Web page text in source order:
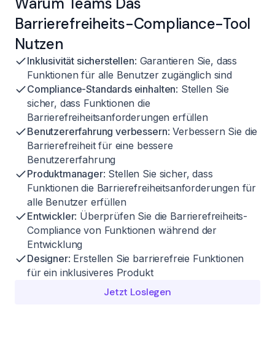
Barrierefreiheits-Compliance-Tool
Nutzen
Inklusivität sicherstellen: Garantieren Sie, dass
Funktionen für alle Benutzer zugänglich sind
Compliance-Standards einhalten: Stellen Sie
sicher, dass Funktionen die
Barrierefreiheitsanforderungen erfüllen
Benutzererfahrung verbessern: Verbessern Sie die
Barrierefreiheit für eine bessere
Benutzererfahrung
Produktmanager: Stellen Sie sicher, dass
Funktionen die Barrierefreiheitsanforderungen für
alle Benutzer erfüllen
Entwickler: Überprüfen Sie die Barrierefreiheits-
Compliance von Funktionen während der
Entwicklung
Designer: Erstellen Sie barrierefreie Funktionen
für ein inklusiveres Produkt
Jetzt Loslegen